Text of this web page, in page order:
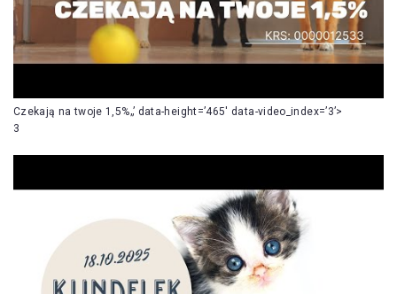
Czekają na twoje 1,5%„’ data-height=’465′ data-video_index=’3’>
3